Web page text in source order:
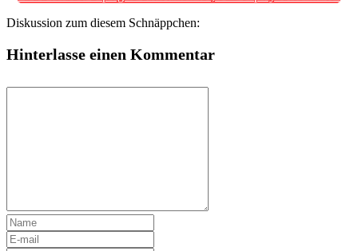
Diskussion zum diesem Schnäppchen:
Hinterlasse einen Kommentar